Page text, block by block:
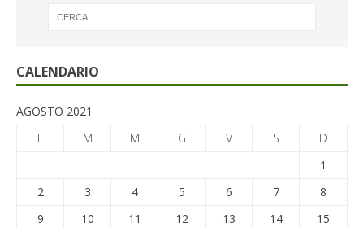
CALENDARIO
AGOSTO 2021
L
M M G V S
D
1
2
3 4 5 6 7
8
9
10 11 12 13 14
15